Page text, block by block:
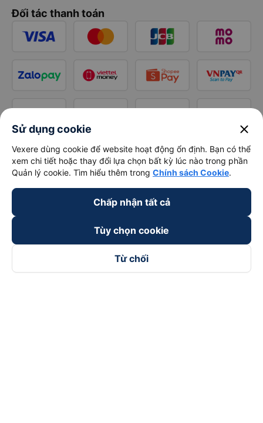
Đối tác thanh toán
Sử dụng cookie close
Vexere dùng cookie để website hoạt động ổn định. Bạn có thể
xem chi tiết hoặc thay đổi lựa chọn bất kỳ lúc nào trong phần
Quản lý cookie. Tìm hiểu thêm trong Chính sách Cookie.
Chấp nhận tất cả
Tùy chọn cookie
Từ chối